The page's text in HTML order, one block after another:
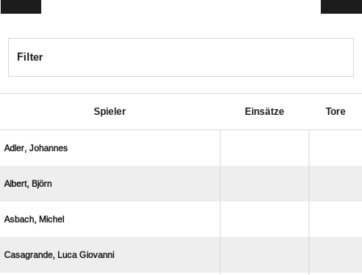
Filter
Spieler Einsätze Tore
 
 
 
  